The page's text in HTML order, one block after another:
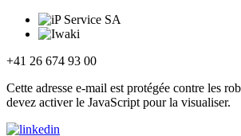
+41 26 674 93 00
Cette adresse e-mail est protégée contre les
devez activer le JavaScript pour la visualiser.